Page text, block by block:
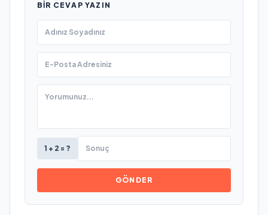
BIR CEVAP YAZIN
1 + 2 = ?
GÖNDER